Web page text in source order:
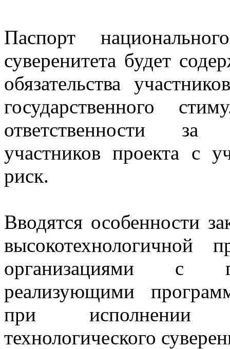
Паспорт
суверенитета будет
обязательства
государственного
ответственности за
участников проекта с
риск.
Вводятся особенности
высокотехнологичной
организациями с
реализующими
при исполнении
технологического